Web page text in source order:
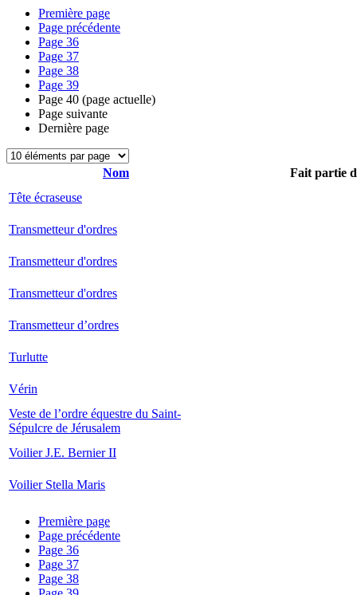
Première page
Page précédente
Page 36
Page 37
Page 38
Page 39
Page 40 (page actuelle)
Page suivante
Dernière page
Nom
Fait partie
Tête écraseuse
Transmetteur d'ordres
Transmetteur d'ordres
Transmetteur d'ordres
Transmetteur d’ordres
Turlutte
Vérin
Veste de l’ordre équestre du Saint-
Sépulcre de Jérusalem
Voilier J.E. Bernier II
Voilier Stella Maris
Première page
Page précédente
Page 36
Page 37
Page 38